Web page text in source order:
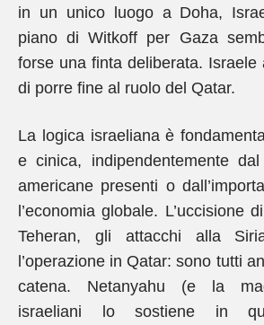
in un unico luogo a Doha,
piano di Witkoff per Gaza
forse una finta deliberata. Israele
di porre fine al ruolo del Qatar.
La logica israeliana è
e cinica, indipendentemente
americane presenti o
l’economia globale. L’uccisione
Teheran, gli attacchi alla
l’operazione in Qatar: sono tutti
catena. Netanyahu (e la
israeliani lo sostiene in